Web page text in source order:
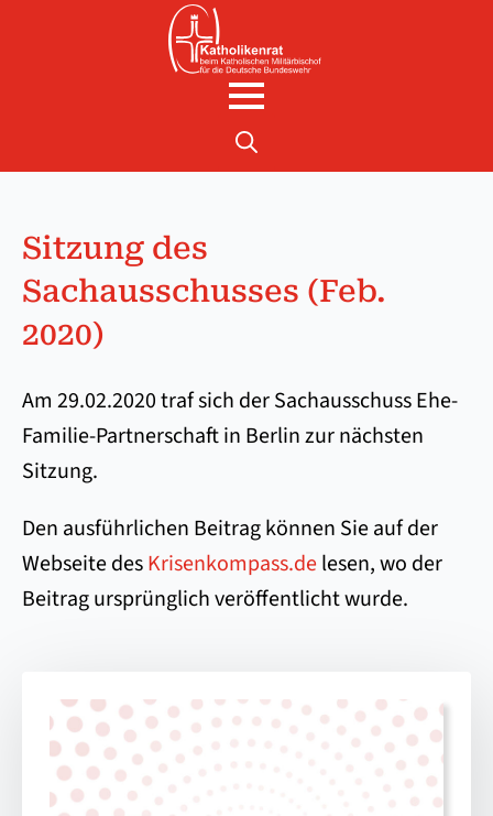
Sitzung des
Sachausschusses (Feb.
2020)
Am 29.02.2020 traf sich der Sachausschuss Ehe-
Familie-Partnerschaft in Berlin zur nächsten
Sitzung.
Den ausführlichen Beitrag können Sie auf der
Webseite desKrisenkompass.delesen, wo der
Beitrag ursprünglich veröffentlicht wurde.